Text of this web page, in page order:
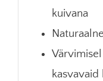
kuivana
kasvavaid